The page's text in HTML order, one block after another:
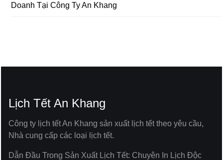
Doanh Tại Công Ty An Khang
Lịch Tết An Khang
Công ty lịch tết An Khang sản xuất lịch tết theo yêu cầu,
Nhà cung cấp các loại lịch tết.
Dẫn Đầu Trong Sản Xuất Lịch Tết: Chuyên In Lịch Độc